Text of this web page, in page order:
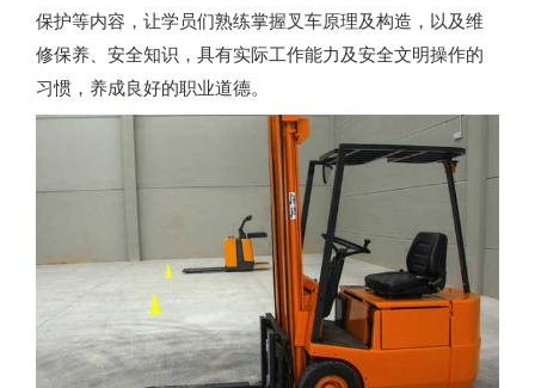
保护等内容，让学员们熟练掌握叉车原理及构造，以及维
修保养、安全知识，具有实际工作能力及安全文明操作的
习惯，养成良好的职业道德。